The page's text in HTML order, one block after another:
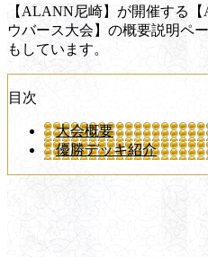
【ALANN尼崎】が開催する
ウバース大会】の概要説明ペ
もしています。
目次
大会概要
優勝デッキ紹介